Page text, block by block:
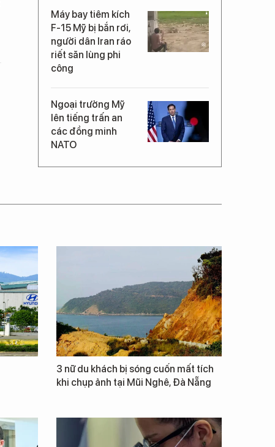
Máy bay tiêm kích
F-15 Mỹ bị bắn rơi,
người dân Iran ráo
riết săn lùng phi
công
Ngoại trưởng Mỹ
lên tiếng trấn an
các đồng minh
NATO
3 nữ du khách bị sóng cuốn mất tích
khi chụp ảnh tại Mũi Nghê, Đà Nẵng